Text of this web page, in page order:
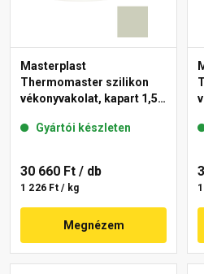
Masterplast
Thermomaster szilikon
vékonyvakolat, kapart 1,5
Gyártói készleten
30 660 Ft / db
1 226 Ft / kg
Megnézem